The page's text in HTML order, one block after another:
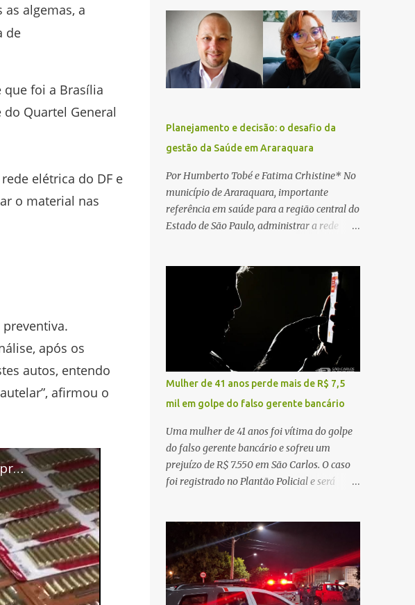
algemas, a
de
que foi a Brasília
Quartel General
elétrica do DF e
o material nas
após os
autos, entendo
afirmou o
Araraquara. De acordo com informações da
Artesp, a concessionária foi acionada por
meio do telefone 0800 após relatos de que
havia um condutor inconsciente dentro de
um caminhão. Equipes de resgate foram
encontraram a vítima em parada
cardiorrespiratória. Os socorristas iniciaram
imediatamente as manobras de reanimação
cardiopulmonar (RCP), porém, apesar de
todos os esforços, o motorista não
respondeu aos procedimentos. Às 17h03,
médicos da Unidade de Suporte Avançado
Planejamento e decisão: o desafio da
gestão da Saúde em Araraquara
Por Humberto Tobé e Fatima Crhistine* No
município de Araraquara, importante
referência em saúde para a região central do
Estado de São Paulo, administrar a rede
A cidade concentra hospitais, unidades
especializadas e serviços de média e alta
complexidade que atendem pacientes não
apenas do município, mas também de
diversas cidades do entorno, ampliando
significativamente a responsabilidade da
gestão sobre o Sistema Único de Saúde
(SUS). Nos últimos anos, o Governo Federal
tem ampliado investimentos destinados ao
fortalecimento da atenção básica, da
infraestrutura hospitalar e da
regionalização dos serviços de saúde.
Entretanto, em um cenário de demandas
pública não é apenas investir mais, mas
decidir melhor onde investir para produzir o
maior benefício possível à população. Essa
reflexão encontra respaldo tanto na teoria
da admini...
Mulher de 41 anos perde mais de R$ 7,5
mil em golpe do falso gerente bancário
Uma mulher de 41 anos foi vítima do golpe
do falso gerente bancário e sofreu um
prejuízo de R$ 7.550 em São Carlos. O caso
foi registrado no Plantão Policial e será
ocorrência, a vítima recebeu contato pelo
WhatsApp de um homem que afirmava ser
o novo gerente da conta bancária da
empresa. O suspeito alegou que seria
necessário atualizar o cadastro da conta e